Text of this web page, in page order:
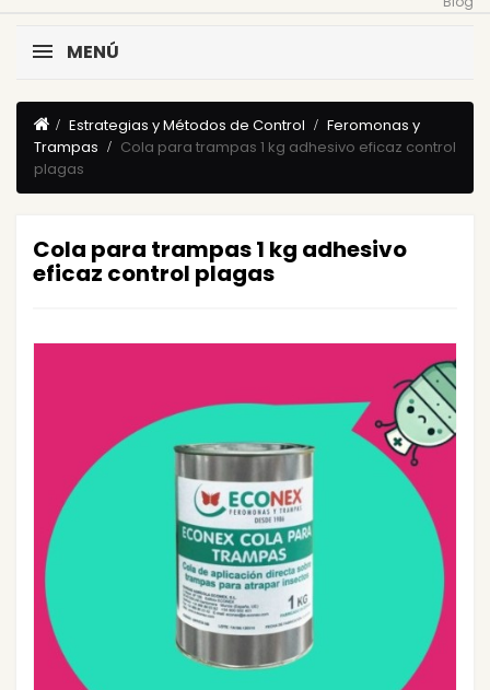
MENÚ
Estrategias y Métodos de Control
Feromonas y
Trampas
Cola para trampas 1 kg adhesivo eficaz control
plagas
Cola para trampas 1 kg adhesivo
eficaz control plagas